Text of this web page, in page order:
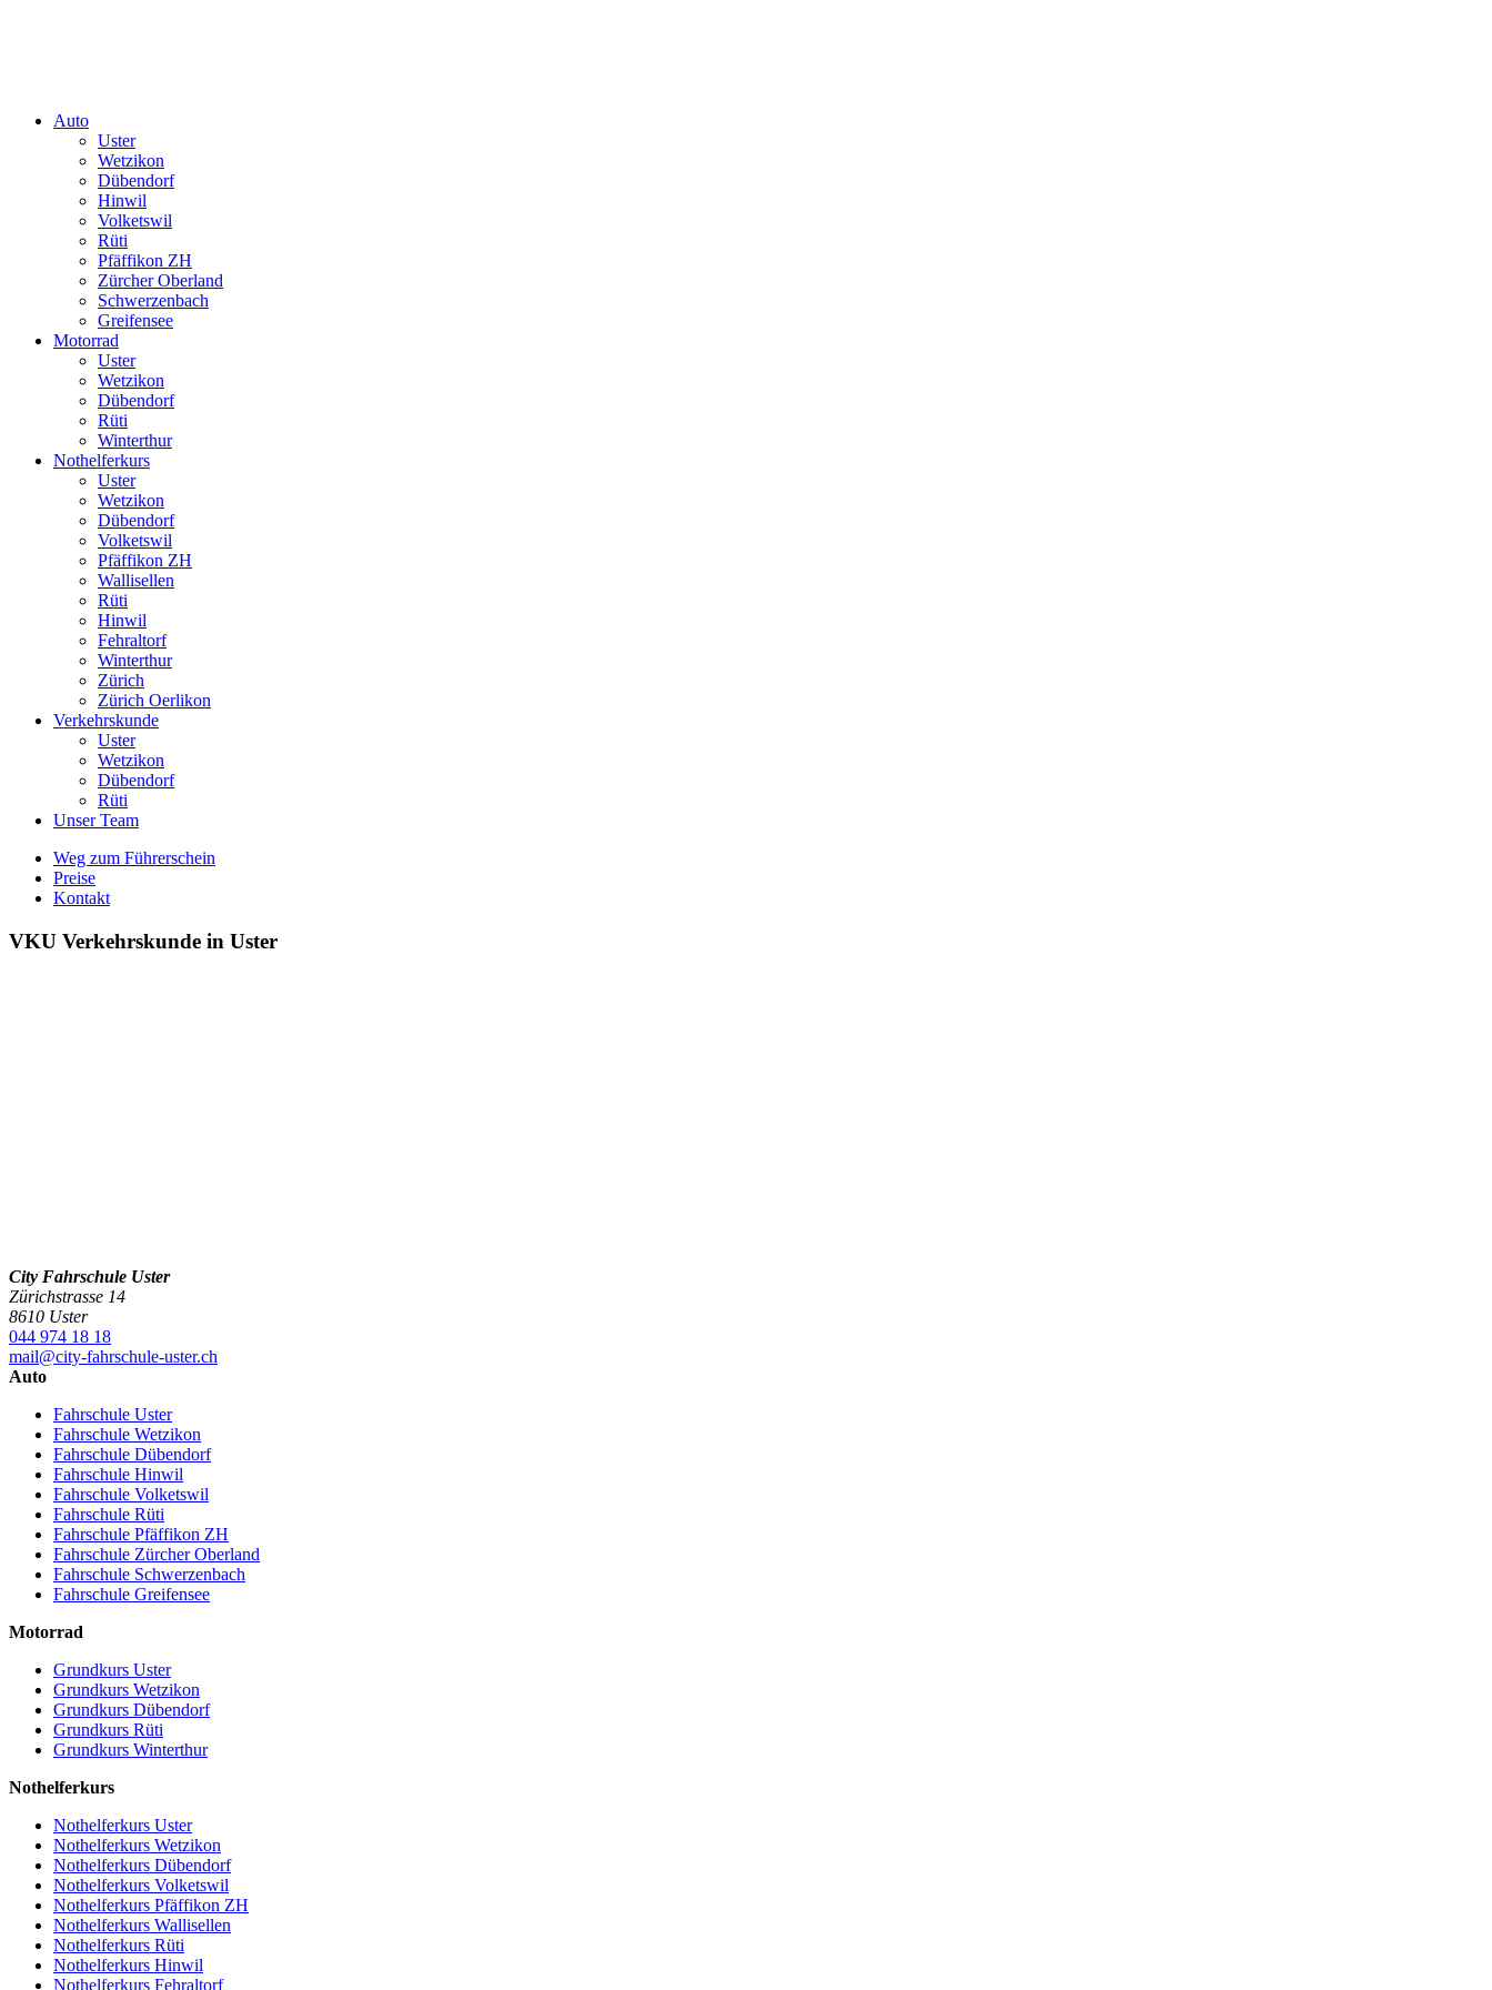
Auto
Uster
Wetzikon
Dübendorf
Hinwil
Volketswil
Rüti
Pfäffikon ZH
Zürcher Oberland
Schwerzenbach
Greifensee
Motorrad
Uster
Wetzikon
Dübendorf
Rüti
Winterthur
Nothelferkurs
Uster
Wetzikon
Dübendorf
Volketswil
Pfäffikon ZH
Wallisellen
Rüti
Hinwil
Fehraltorf
Winterthur
Zürich
Zürich Oerlikon
Verkehrskunde
Uster
Wetzikon
Dübendorf
Rüti
Unser Team
Weg zum Führerschein
Preise
Kontakt
VKU Verkehrskunde in Uster
City Fahrschule Uster
Zürichstrasse 14
8610 Uster
044 974 18 18
mail@city-fahrschule-uster.ch
Auto
Fahrschule Uster
Fahrschule Wetzikon
Fahrschule Dübendorf
Fahrschule Hinwil
Fahrschule Volketswil
Fahrschule Rüti
Fahrschule Pfäffikon ZH
Fahrschule Zürcher Oberland
Fahrschule Schwerzenbach
Fahrschule Greifensee
Motorrad
Grundkurs Uster
Grundkurs Wetzikon
Grundkurs Dübendorf
Grundkurs Rüti
Grundkurs Winterthur
Nothelferkurs
Nothelferkurs Uster
Nothelferkurs Wetzikon
Nothelferkurs Dübendorf
Nothelferkurs Volketswil
Nothelferkurs Pfäffikon ZH
Nothelferkurs Wallisellen
Nothelferkurs Rüti
Nothelferkurs Hinwil
Nothelferkurs Fehraltorf